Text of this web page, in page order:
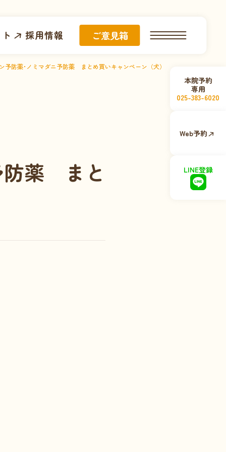
採用情報 ご意見箱
本院予約
専用
025-383-6020
Web予約
LINE登録
予防薬･ノミマダニ予防薬 まとめ買いキャンペーン（犬）
防薬 まと